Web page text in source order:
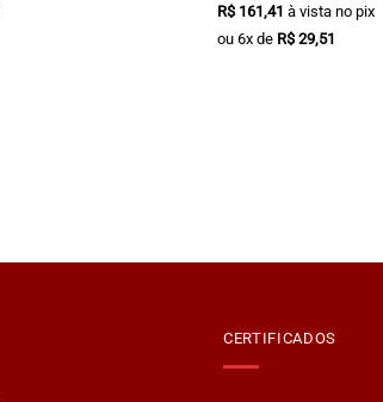
R$161,41 à vista no pix
ou 6x de R$29,51
CERTIFICADOS